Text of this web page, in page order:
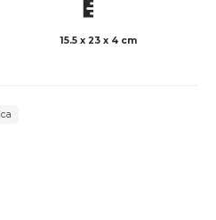
15.5 x 23 x 4 cm